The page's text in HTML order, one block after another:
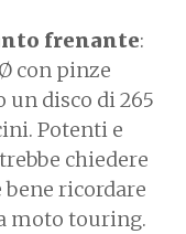
frenante:
con pinze
un disco di 265
Potenti e
chiedere
ricordare
moto touring.